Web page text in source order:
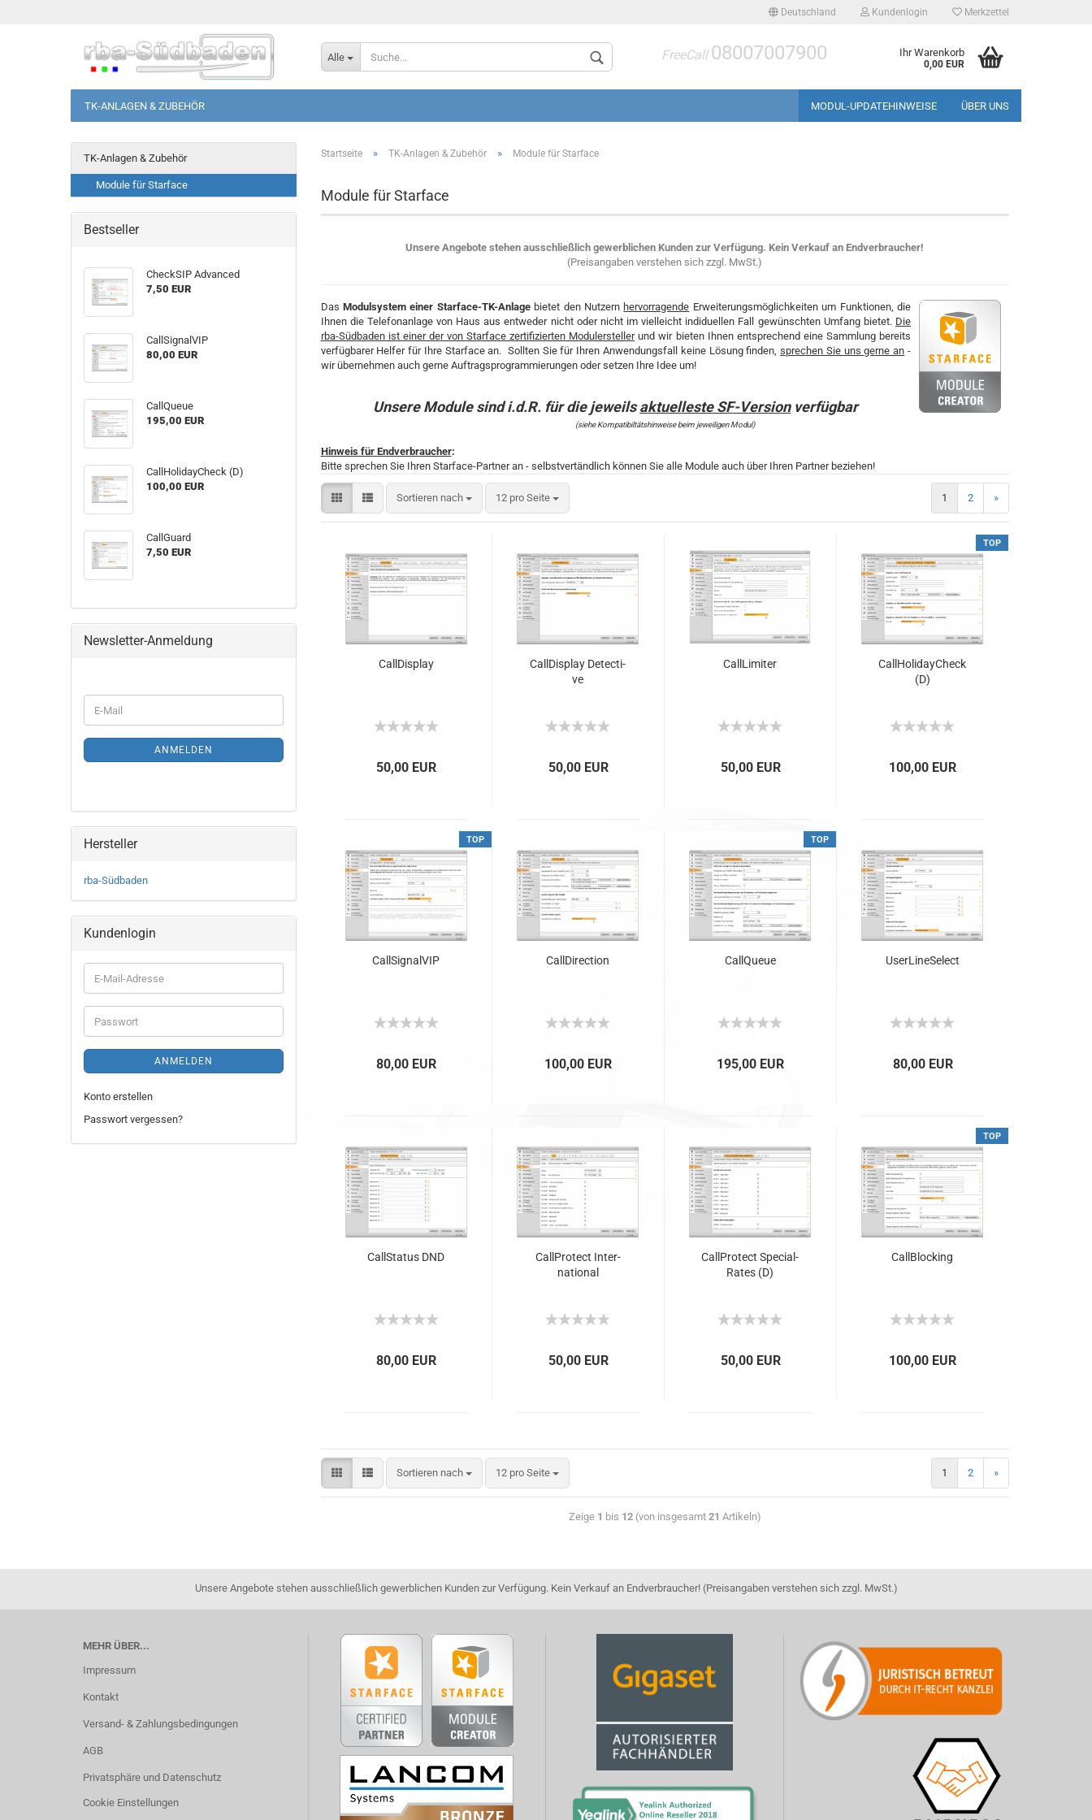
Deutschland
Lieferland
Kundenlogin
Passwort vergessen?
Merkzettel
Alle FreeCall 08007007900 Ihr Warenkorb
0,00 EUR
TK-ANLAGEN & ZUBEHÖR MODUL-UPDATEHINWEISE ÜBER UNS
Startseite » TK-Anlagen & Zubehör » Module für Starface
Module für Starface
Unsere Angebote stehen ausschließlich gewerblichen Kunden zur Verfügung. Kein Verkauf an Endverbraucher!
(Preisangaben verstehen sich zzgl. MwSt.)
Das Modulsystem einer Starface-TK-Anlagebietet den Nutzern hervorragende Erweiterungsmöglichkeiten um Funktionen, die
Ihnen die Telefonanlage von Haus aus entweder nicht oder nicht im vielleicht indiduellen Fall gewünschten Umfang bietet. Die
rba-Südbaden ist einer der von Starface zertifizierten Modulerstellerund wir bieten Ihnen entsprechend eine Sammlung bereits
verfügbarer Helfer für Ihre Starface an. Sollten Sie für Ihren Anwendungsfall keine Lösung finden,sprechen Sie uns gerne an -
wir übernehmen auch gerne Auftragsprogrammierungen oder setzen Ihre Idee um!
Unsere Module sind i.d.R. für die jeweilsaktuelleste SF-Versionverfügbar
(siehe Kompatibiltätshinweise beim jeweiligen Modul)
Hinweis für Endverbraucher:
Bitte sprechen Sie Ihren Starface-Partner an - selbstvertändlich können Sie alle Module auch über Ihren Partner beziehen!
Sortieren nach 12 pro Seite 1 2 »
Call­Dis­play
50,00 EUR
Call­Dis­play De­tec­ti­
ve
50,00 EUR
Call­Li­mi­ter
50,00 EUR
TOP
Call­Ho­li­day­Check
(D)
100,00 EUR
TOP
Call­Si­gnal­VIP
80,00 EUR
Call­Di­rec­tion
100,00 EUR
TOP
Call­Queue
195,00 EUR
User­Lin­eSelect
80,00 EUR
Call­Sta­tus DND
80,00 EUR
Call­Pro­tect In­ter­
na­tio­nal
50,00 EUR
Call­Pro­tect Spe­cial­
Ra­tes (D)
50,00 EUR
TOP
Call­Blo­cking
100,00 EUR
Sortieren nach 12 pro Seite 1 2 »
Zeige 1 bis 12(von insgesamt 21 Artikeln)
TK-Anlagen & Zubehör
Module für Starface
Bestseller
Check­SIP Ad­van­ced
7,50 EUR
Call­Si­gnal­VIP
80,00 EUR
Call­Queue
195,00 EUR
Call­Ho­li­day­Check (D)
100,00 EUR
Call­Guard
7,50 EUR
Newsletter-Anmeldung
ANMELDEN
Hersteller
rba-Südbaden
Kundenlogin
ANMELDEN
Konto erstellen
Passwort vergessen?
Unsere Angebote stehen ausschließlich gewerblichen Kunden zur Verfügung. Kein Verkauf an Endverbraucher! (Preisangaben verstehen sich zzgl. MwSt.)
MEHR ÜBER...
Impressum
Kontakt
Versand- & Zahlungsbedingungen
AGB
Privatsphäre und Datenschutz
Cookie Einstellungen